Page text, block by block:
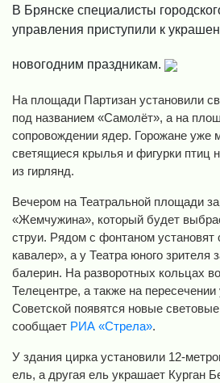
В Брянске специалисты
управления приступили к
новогодним праздникам.
На площади Партизан установили
под названием «Самолёт», а на
сопровождении ядер. Горожане уже
светящиеся крылья и фигурки птиц
из гирлянд.
Вечером на Театральной площади
«Жемчужина», который будет
струи. Рядом с фонтаном
кавалер», а у Театра юного зрителя
балерин. На разворотных кольцах
Телецентре, а также на
Советской появятся новые
сообщает РИА «Стрела».
У здания цирка установили 12-
ель, а другая ель украшает Курган